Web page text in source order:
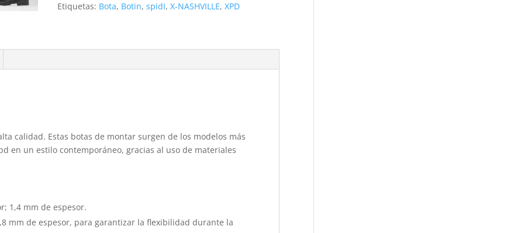
Etiquetas: Bota, Botin,spidI,X-NASHVILLE,XPD
calidad. Estas botas de montar surgen de los modelos más
en un estilo contemporáneo, gracias al uso de materiales
1,4 mm de espesor.
mm de espesor, para garantizar la flexibilidad durante la